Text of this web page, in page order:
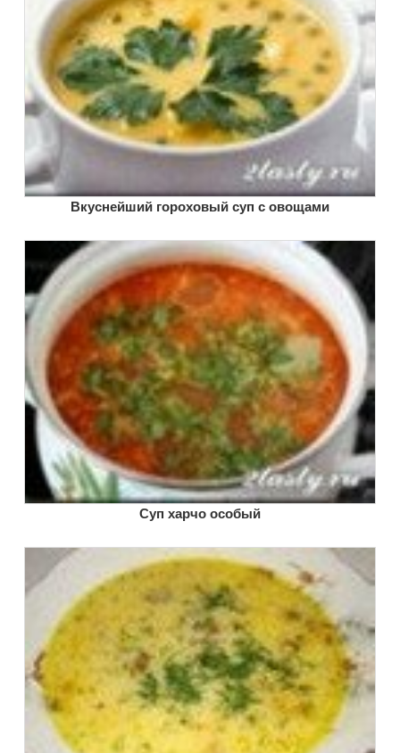
Вкуснейший гороховый суп с овощами
Суп харчо особый